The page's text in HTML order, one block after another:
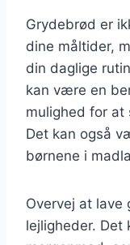
Grydebrød er
dine måltider,
din daglige
kan være en
mulighed for at
Det kan også
børnene i
Overvej at lave
lejligheder.